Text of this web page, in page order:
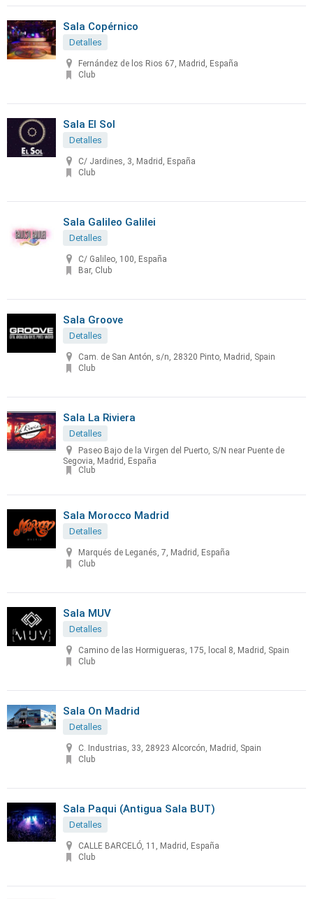
Sala Copérnico
Detalles
Fernández de los Rios 67, Madrid, España
Club
Sala El Sol
Detalles
C/ Jardines, 3, Madrid, España
Club
Sala Galileo Galilei
Detalles
C/ Galileo, 100, España
Bar, Club
Sala Groove
Detalles
Cam. de San Antón, s/n, 28320 Pinto, Madrid, Spain
Club
Sala La Riviera
Detalles
Paseo Bajo de la Virgen del Puerto, S/N near Puente de
Segovia, Madrid, España
Club
Sala Morocco Madrid
Detalles
Marqués de Leganés, 7, Madrid, España
Club
Sala MUV
Detalles
Camino de las Hormigueras, 175, local 8, Madrid, Spain
Club
Sala On Madrid
Detalles
C. Industrias, 33, 28923 Alcorcón, Madrid, Spain
Club
Sala Paqui (Antigua Sala BUT)
Detalles
CALLE BARCELÓ, 11, Madrid, España
Club